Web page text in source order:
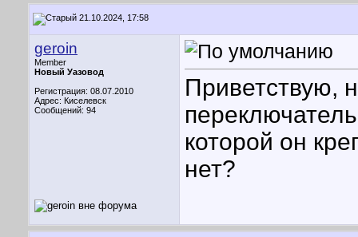
21.10.2024, 17:58
geroin
Member
Новый Уазовод
Регистрация: 08.07.2010
Адрес: Киселевск
Сообщений: 94
Приветствую,
которой он
нет?